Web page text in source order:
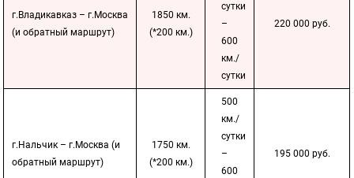
г.Владикавказ – г.Москва
(и обратный маршрут)
1850 км.
(*200 км.)
сутки
–
600
км./
сутки
220 000 руб.
г.Нальчик – г.Москва (и
обратный маршрут)
1750 км.
(*200 км.)
500
км./
сутки
–
600
195 000 руб.